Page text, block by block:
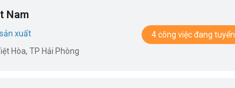
Nam
xuất
Hòa, TP Hải Phòng
4 công việc đang tuyển